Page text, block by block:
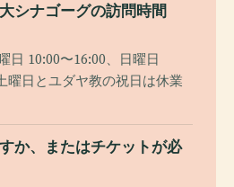
シナゴーグの訪問時間
日 10:00〜16:00、日曜日
曜日とユダヤ教の祝日は休業
か、またはチケットが必